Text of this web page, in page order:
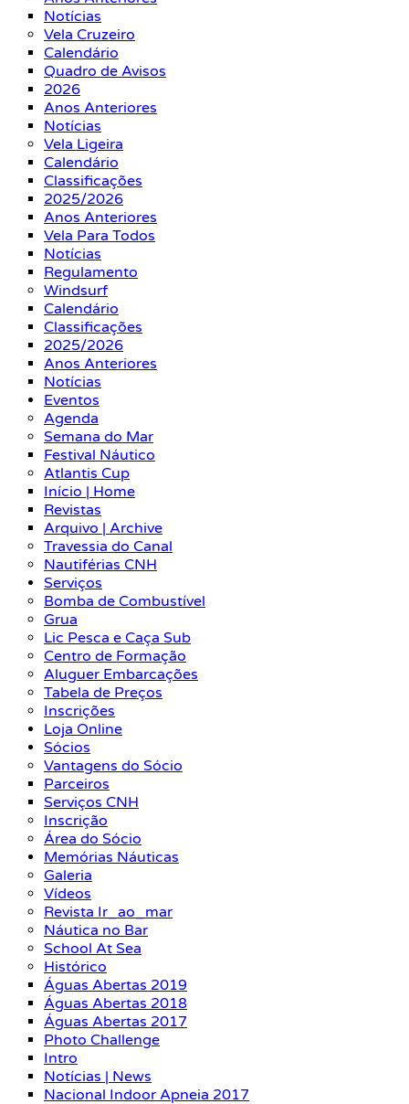
Notícias
Vela Cruzeiro
Calendário
Quadro de Avisos
2026
Anos Anteriores
Notícias
Vela Ligeira
Calendário
Classificações
2025/2026
Anos Anteriores
Vela Para Todos
Notícias
Regulamento
Windsurf
Calendário
Classificações
2025/2026
Anos Anteriores
Notícias
Eventos
Agenda
Semana do Mar
Festival Náutico
Atlantis Cup
Início | Home
Revistas
Arquivo | Archive
Travessia do Canal
Nautiférias CNH
Serviços
Bomba de Combustível
Grua
Lic Pesca e Caça Sub
Centro de Formação
Aluguer Embarcações
Tabela de Preços
Inscrições
Loja Online
Sócios
Vantagens do Sócio
Parceiros
Serviços CNH
Inscrição
Área do Sócio
Memórias Náuticas
Galeria
Vídeos
Revista Ir_ao_mar
Náutica no Bar
School At Sea
Histórico
Águas Abertas 2019
Águas Abertas 2018
Águas Abertas 2017
Photo Challenge
Intro
Notícias | News
Nacional Indoor Apneia 2017